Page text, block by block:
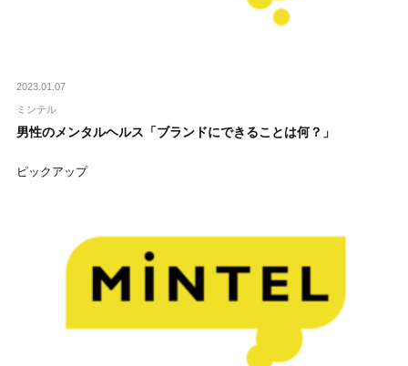
2023.01.07
ミンテル
男性のメンタルヘルス「ブランドにできることは何？」
ピックアップ